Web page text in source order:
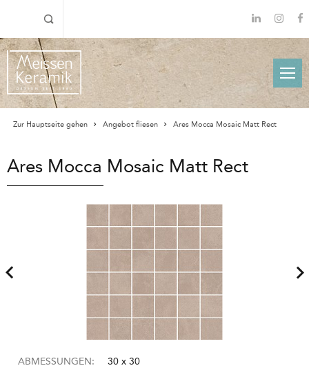
Zur Hauptseite gehen Angebot fliesen Ares Mocca Mosaic Matt Rect
Ares Mocca Mosaic Matt Rect
ABMESSUNGEN:
30 x 30